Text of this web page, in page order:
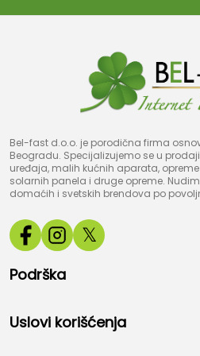
Bel-fast d.o.o. je porodična firma
Beogradu. Specijalizujemo se u
uređaja, malih kućnih aparata,
solarnih panela i druge opreme.
domaćih i svetskih brendova po
𝕏
Podrška
Uslovi korišćenja